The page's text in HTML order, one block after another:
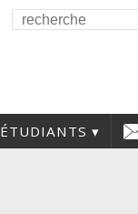
ÉTUDIANTS